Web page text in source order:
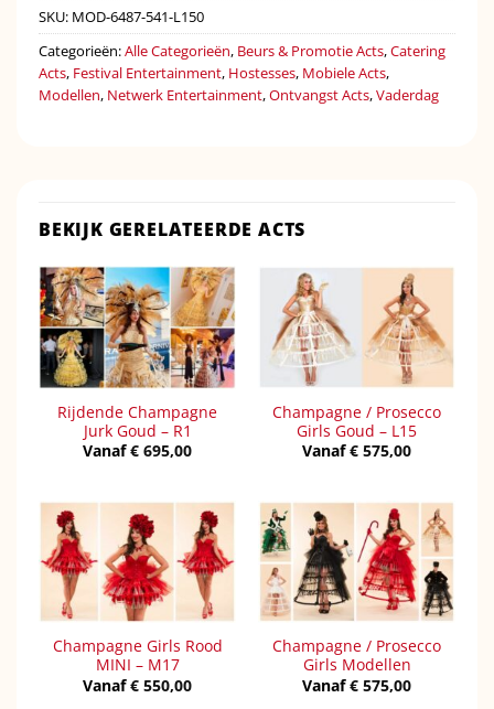
SKU: MOD-6487-541-L150
Categorieën:Alle Categorieën, Beurs & Promotie Acts,Catering
Acts, Festival Entertainment, Hostesses, Mobiele Acts,
Modellen, Netwerk Entertainment,Ontvangst Acts,Vaderdag
BEKIJK GERELATEERDE ACTS
Rijdende Champagne
Jurk Goud – R1
Vanaf€ 695,00
Champagne / Prosecco
Girls Goud – L15
Vanaf€ 575,00
Champagne Girls Rood
MINI – M17
Vanaf€ 550,00
Champagne / Prosecco
Girls Modellen
Vanaf€ 575,00